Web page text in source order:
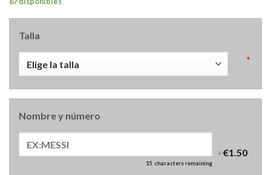
Talla
*
Nombre y número
15 characters remaining
+€1.50